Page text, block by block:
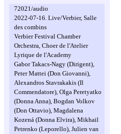
72021/audio
2022-07-16. Live/Verbier, Salle
des combins
Verbier Festival Chamber
Orchestra, Choer de l'Atelier
Lyrique de l'Academy
Gabor Takacs-Nagy (Dirigent),
Peter Mattei (Don Giovanni),
Alexandros Stavrakakis (Il
Commendatore), Olga Peretyatko
(Donna Anna), Bogdan Volkov
(Don Ottavio), Magdalena
Kozená (Donna Elvira), Mikhail
Petrenko (Leporello), Julien van